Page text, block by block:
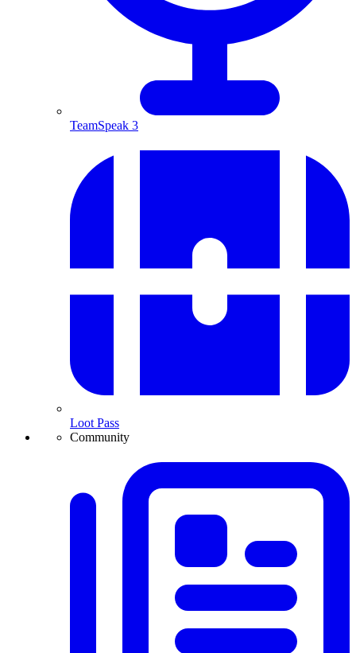
TeamSpeak 3
Loot Pass
Community